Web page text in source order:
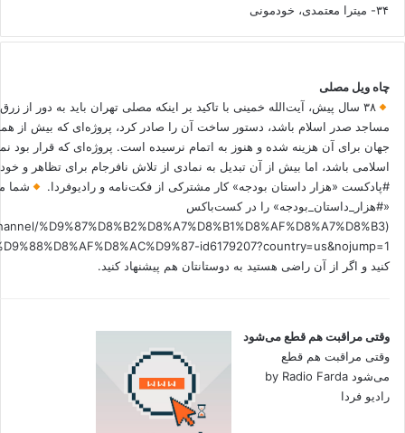
۳۴- میترا معتمدی، خودمونی
چاه ویل مصلی
۳۸ سال پیش، آیت‌الله خمینی با تاکید بر اینکه مصلی تهران باید به دور از
مساجد صدر اسلام باشد، دستور ساخت آن را صادر کرد، پروژه‌ای که بیش از
جهان برای آن هزینه شده و هنوز به اتمام نرسیده است. پروژه‌ای که قرار بود
اسلامی باشد، اما بیش از آن تبدیل به نمادی از تلاش نافرجام برای تظاهر و
#پادکست «هزار داستان بودجه» کار مشترکی از فکت‌نامه و رادیوفردا.
شما
«#هزار_داستان_بودجه» را در کست‌باکس
%D9%87%D8%B2%D8%A7%D8%B1%D8%AF%D8%A7%D8%B3
کنید و اگر از آن راضی هستید به دوستانتان هم پیشنهاد کنید.
وقتی مراقبت هم قطع می‌شود
وقتی مراقبت هم قطع
می‌شود by Radio Farda
رادیو فردا